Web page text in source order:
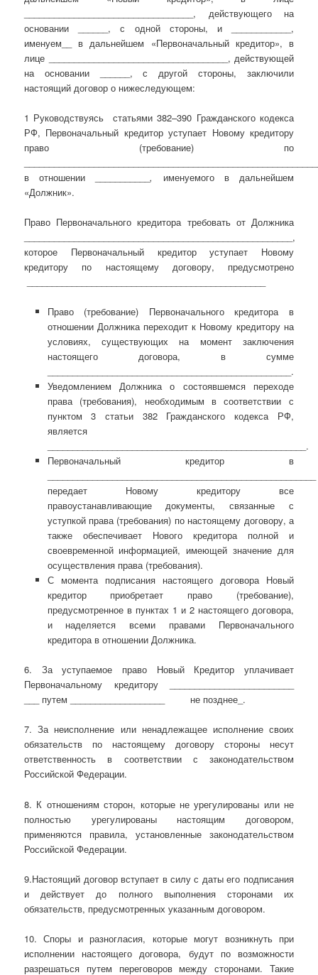
__________________________________, действующего на
основании ______, с одной стороны, и ____________,
именуем__ в дальнейшем «Первоначальный кредитор», в
лице ____________________________________, действующей
на основании ______, с другой стороны, заключили
настоящий договор о нижеследующем:
1 Руководствуясь статьями 382–390 Гражданского кодекса
РФ, Первоначальный кредитор уступает Новому кредитору
право (требование) по
в отношении ___________,
именуемого в дальнейшем
«Должник».
Право Первоначального кредитора требовать от Должника
______________________________________________________,
которое Первоначальный кредитор уступает Новому
кредитору по настоящему договору, предусмотрено
Право (требование) Первоначального кредитора в
отношении Должника переходит к Новому кредитору на
условиях, существующих на момент заключения
настоящего договора, в сумме
_________________________________________________.
Уведомлением Должника о состоявшемся переходе
права (требования), необходимым в соответствии с
пунктом 3 статьи 382 Гражданского кодекса РФ,
является
____________________________________________________.
Первоначальный кредитор в
передает Новому кредитору все
правоустанавливающие документы, связанные с
уступкой права (требования) по настоящему договору, а
также обеспечивает Нового кредитора полной и
своевременной информацией, имеющей значение для
осуществления права (требования).
С момента подписания настоящего договора Новый
кредитор приобретает право (требование),
предусмотренное в пунктах 1 и 2 настоящего договора,
и наделяется всеми правами Первоначального
кредитора в отношении Должника.
6. За уступаемое право Новый Кредитор уплачивает
Первоначальному кредитору _________________________
___ путем ___________________ не позднее_.
7. За неисполнение или ненадлежащее исполнение своих
обязательств по настоящему договору стороны несут
ответственность в соответствии с законодательством
Российской Федерации.
8. К отношениям сторон, которые не урегулированы или не
полностью урегулированы настоящим договором,
применяются правила, установленные законодательством
Российской Федерации.
9.Настоящий договор вступает в силу с даты его подписания
и действует до полного выполнения сторонами их
обязательств, предусмотренных указанным договором.
10. Споры и разногласия, которые могут возникнуть при
исполнении настоящего договора, будут по возможности
разрешаться путем переговоров между сторонами. Такие